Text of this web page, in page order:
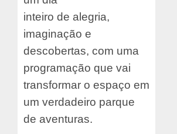
inteiro de alegria,
imaginação e
descobertas, com uma
programação que vai
transformar o espaço em
um verdadeiro parque
de aventuras.